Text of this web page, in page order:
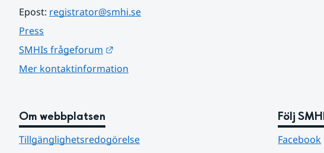
Epost: registrator@smhi.se
Press
SMHIs frågeforum
Mer kontaktinformation
Om webbplatsen
Tillgänglighetsredogörelse
Följ
Facebook